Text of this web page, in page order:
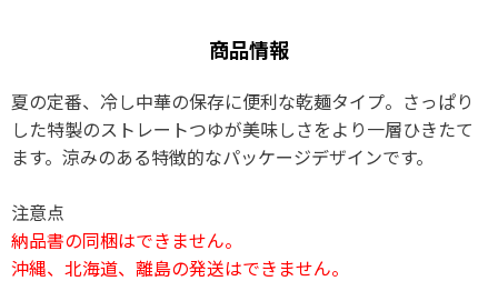
商品情報
夏の定番、冷し中華の保存に便利な乾麺タイプ。さっぱり
した特製のストレートつゆが美味しさをより一層ひきたて
ます。涼みのある特徴的なパッケージデザインです。
注意点
納品書の同梱はできません。
沖縄、北海道、離島の発送はできません。